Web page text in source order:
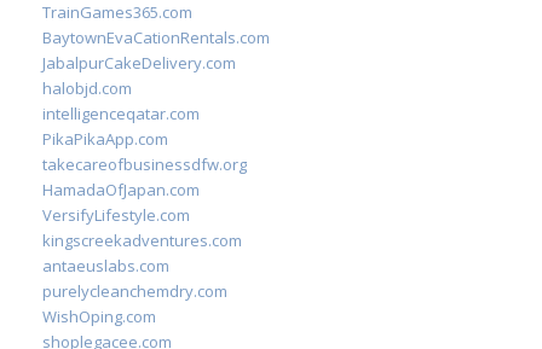
TrainGames365.com
BaytownEvaCationRentals.com
JabalpurCakeDelivery.com
halobjd.com
intelligenceqatar.com
PikaPikaApp.com
takecareofbusinessdfw.org
HamadaOfJapan.com
VersifyLifestyle.com
kingscreekadventures.com
antaeuslabs.com
purelycleanchemdry.com
WishOping.com
shoplegacee.com